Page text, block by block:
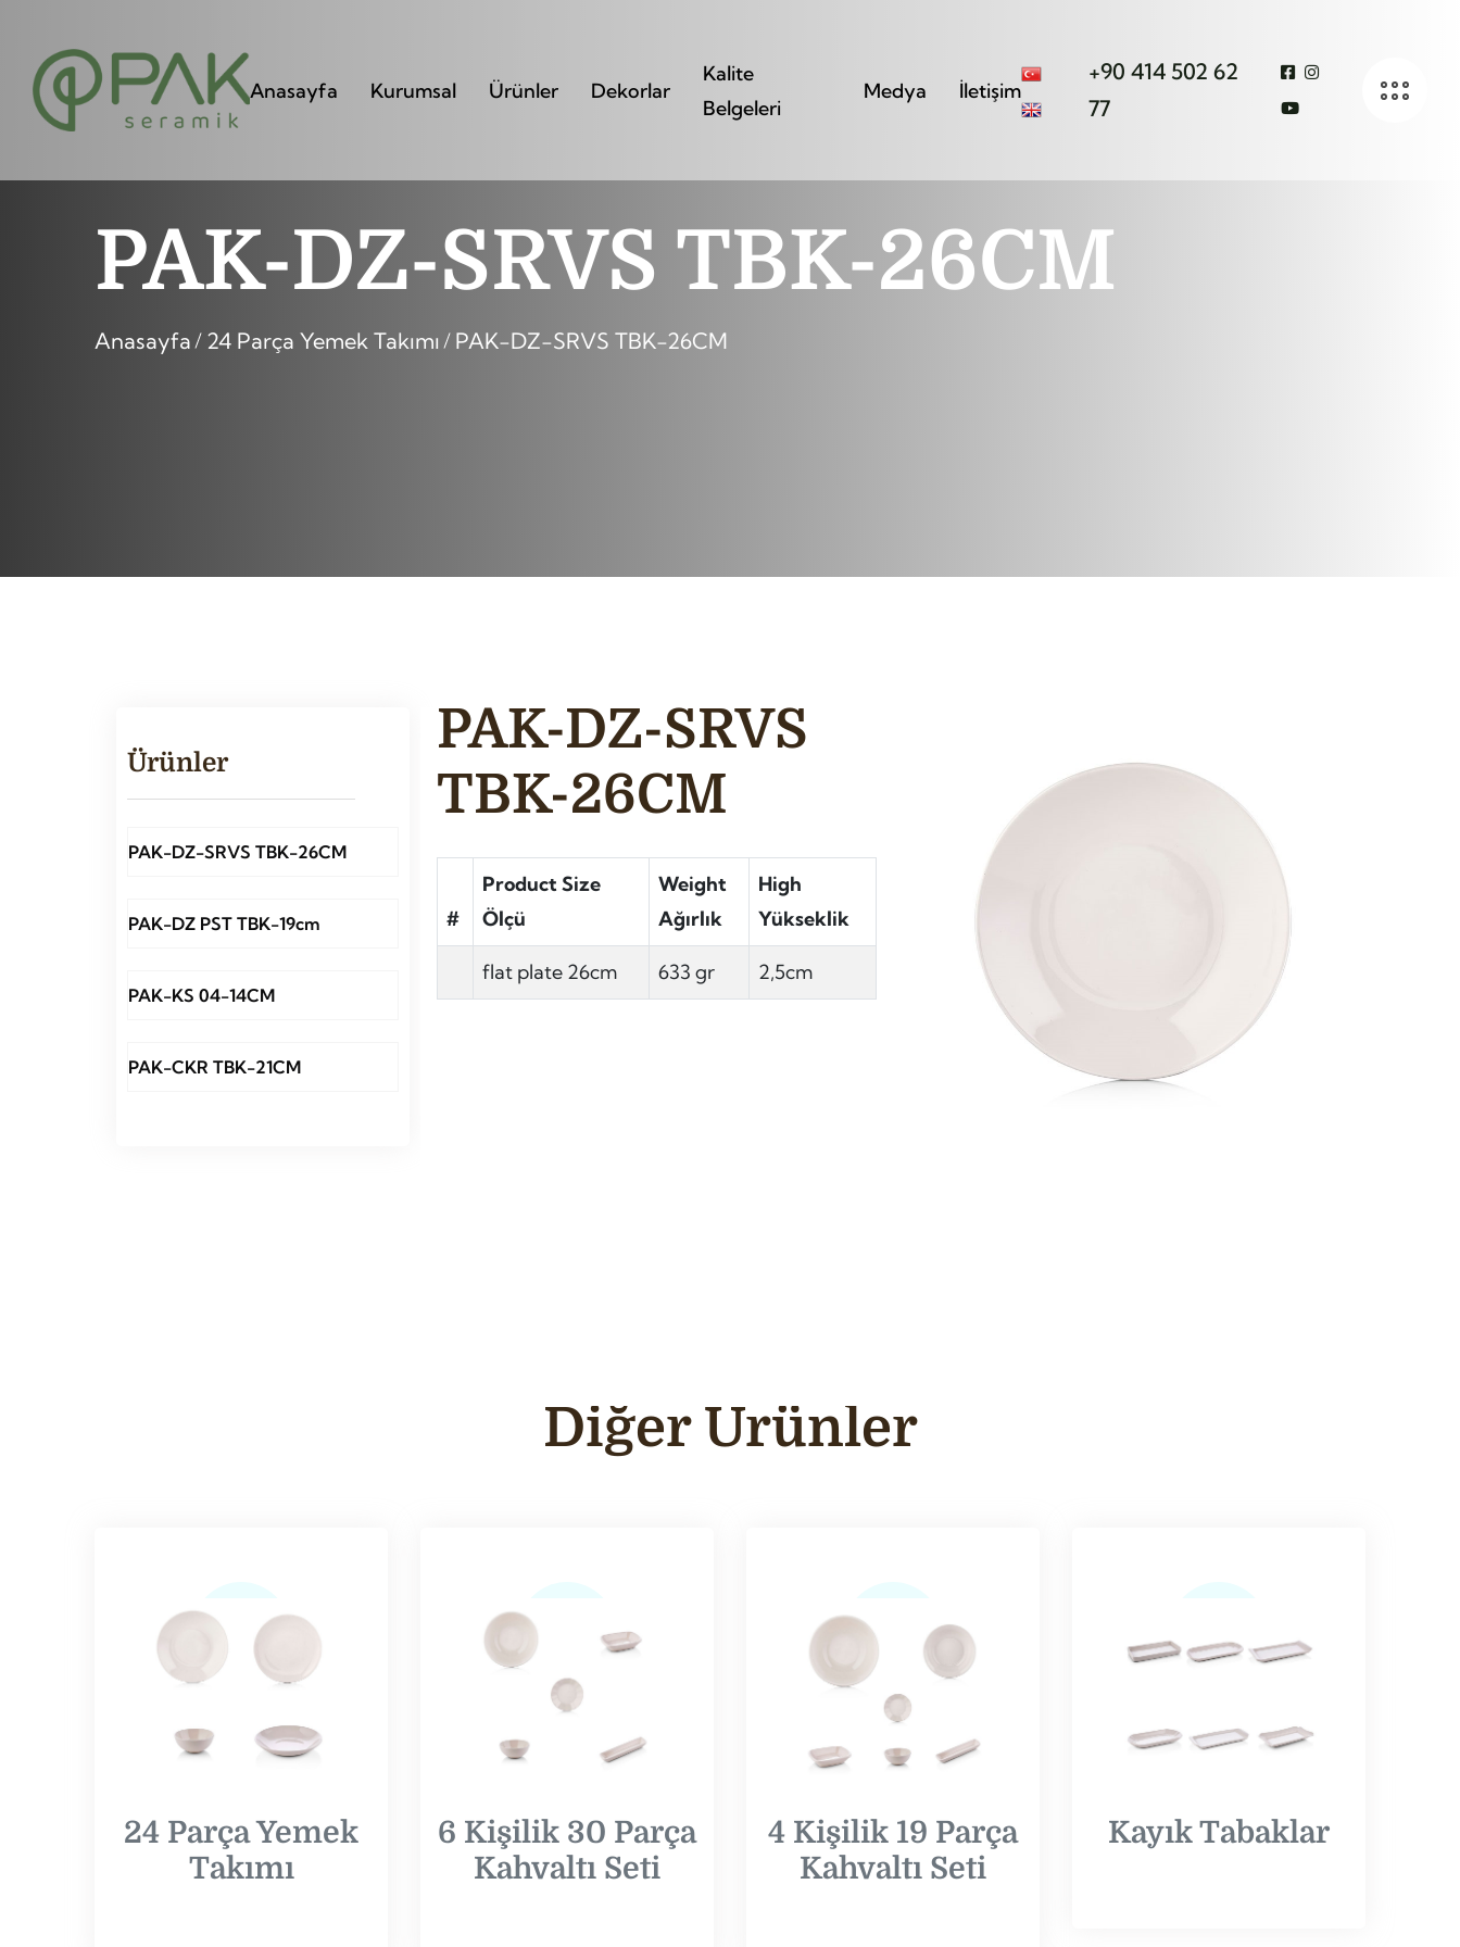
Anasayfa Kurumsal Ürünler Dekorlar
Kalite
Belgeleri
Medya İletişim
+90 414 502 62
77
PAK-DZ-SRVS TBK-26CM
Anasayfa 24 Parça Yemek Takımı PAK-DZ-SRVS TBK-26CM
Ürünler
PAK-DZ-SRVS TBK-26CM
PAK-DZ PST TBK-19cm
PAK-KS 04-14CM
PAK-CKR TBK-21CM
PAK-DZ-SRVS
TBK-26CM
#
Product Size
Ölçü
Weight
Ağırlık
High
Yükseklik
flat plate 26cm 633 gr 2,5cm
Diğer Ürünler
24 Parça Yemek
Takımı
6 Kişilik 30 Parça
Kahvaltı Seti
4 Kişilik 19 Parça
Kahvaltı Seti
Kayık Tabaklar